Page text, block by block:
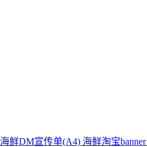
海鲜DM宣传单(A4) 海鲜淘宝banner